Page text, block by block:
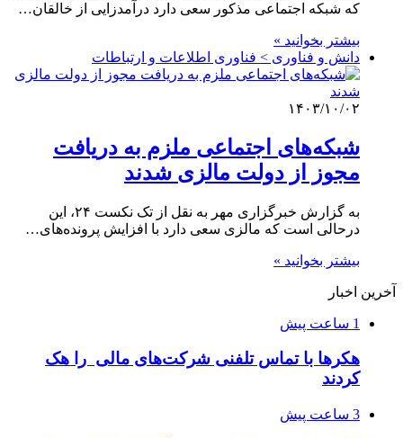
که شبکه اجتماعی مذکور سعی دارد درآمدزایی از خالقان…
بیشتر بخوانید »
دانش و فناوری > فناوری اطلاعات و ارتباطات
۱۴۰۳/۱۰/۰۲
شبکه‌های اجتماعی ملزم به دریافت
مجوز از دولت مالزی شدند
به گزارش خبرگزاری مهر به نقل از تک نکست ۲۴، این
درحالی است که مالزی سعی دارد با افزایش پرونده‌های…
بیشتر بخوانید »
آخرین اخبار
1 ساعت پیش
هکرها با تماس تلفنی شرکت‌های مالی را هک
کردند
3 ساعت پیش